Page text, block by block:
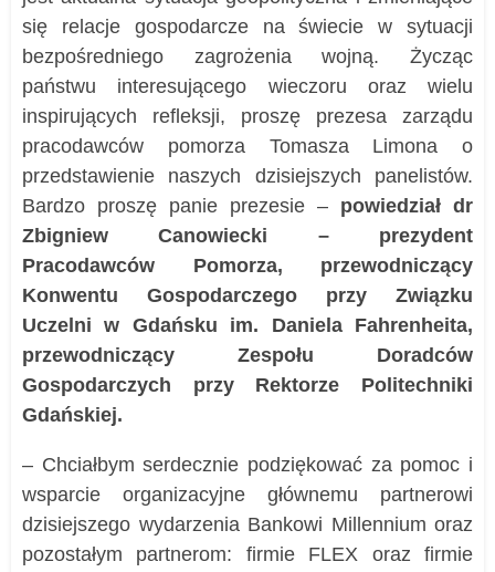
się relacje gospodarcze na świecie w sytuacji
bezpośredniego zagrożenia wojną. Życząc
państwu interesującego wieczoru oraz wielu
inspirujących refleksji, proszę prezesa zarządu
pracodawców pomorza Tomasza Limona o
przedstawienie naszych dzisiejszych panelistów.
Bardzo proszę panie prezesie – powiedział dr
Zbigniew Canowiecki – prezydent
Pracodawców Pomorza, przewodniczący
Konwentu Gospodarczego przy Związku
Uczelni w Gdańsku im. Daniela Fahrenheita,
przewodniczący Zespołu Doradców
Gospodarczych przy Rektorze Politechniki
Gdańskiej.
– Chciałbym serdecznie podziękować za pomoc i
wsparcie organizacyjne głównemu partnerowi
dzisiejszego wydarzenia Bankowi Millennium oraz
pozostałym partnerom: firmie FLEX oraz firmie